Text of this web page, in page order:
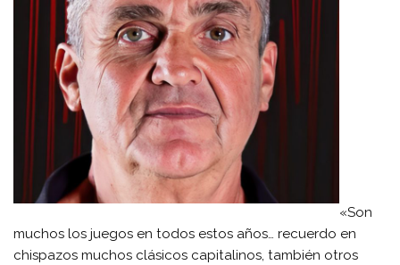
«Son
muchos los juegos en todos estos años… recuerdo en
chispazos muchos clásicos capitalinos, también otros